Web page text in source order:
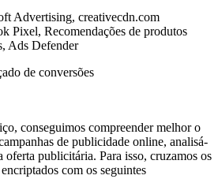
Advertising, creativecdn.com
Pixel, Recomendações de produtos
Ads Defender
de conversões
conseguimos compreender melhor o
de publicidade online, analisá-
oferta publicitária. Para isso, cruzamos os
com os seguintes